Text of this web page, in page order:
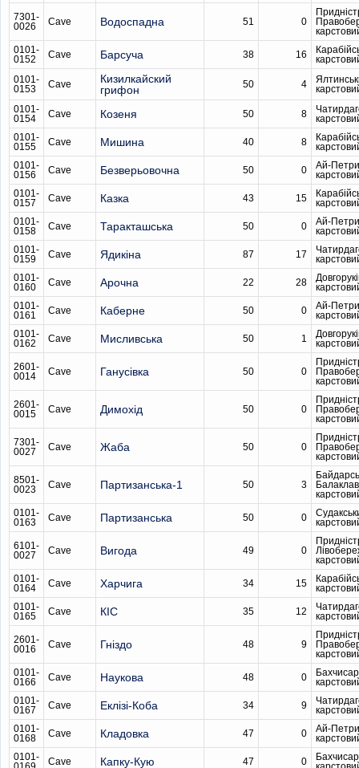
7301-
0026
Cave Водоспадна 51 0
0101-
0152
Cave Барсуча 38 16
0101-
0153
Cave
Кизилкайский
грифон
50 4
0101-
0154
Cave Козеня 50 8
0101-
0155
Cave Мишина 40 8
0101-
0156
Cave Безверьовочна 50 0
Ай-
0101-
0157
Cave Казка 43 15
0101-
0158
Cave Таракташська 50 0
Ай-
0101-
0159
Cave Ядикіна 87 17
0101-
0160
Cave Арочна 22 28
0101-
0161
Cave Каберне 50 0
Ай-
0101-
0162
Cave Мисливська 50 1
2601-
0014
Cave Ганусівка 50 0
2601-
0015
Cave Димохід 50 0
7301-
0027
Cave Жаба 50 0
8501-
0023
Cave Партизанська-1 50 3
0101-
0163
Cave Партизанська 50 0
6101-
0027
Cave Вигода 49 0
0101-
0164
Cave Харчига 34 15
0101-
0165
Cave КІС 35 12
2601-
0016
Cave Гніздо 48 9
0101-
0166
Cave Наукова 48 0
0101-
0167
Cave Еклізі-Коба 34 9
0101-
0168
Cave Кладовка 47 0
Ай-
0101-
Cave Капку-Кую 47 0